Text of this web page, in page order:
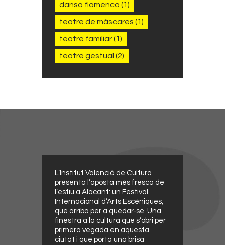
dansa flamenca (1)
teatre de màscares (1)
teatre familiar(1)
teatre gestual (2)
L’Institut Valencià de Cultura
presenta l’aposta més fresca de
l’estiu a Alacant: un Festival
Internacional d’Arts Escèniques,
que arriba per a quedar-se. Una
finestra a la cultura que s’obri per
primera vegada en aquesta
ciutat i que porta una brisa